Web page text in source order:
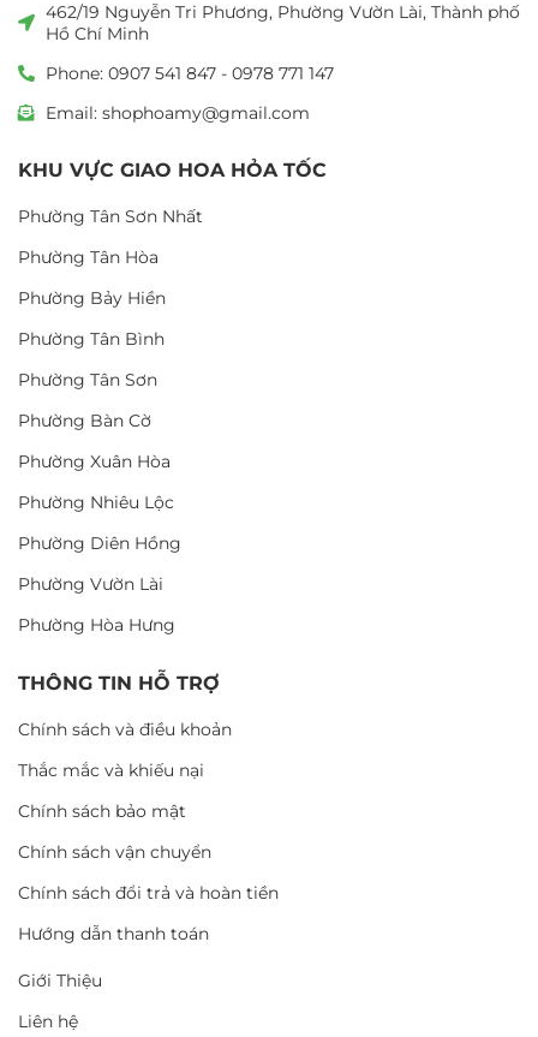
462/19 Nguyễn Tri Phương, Phường Vườn Lài, Thành phố
Hồ Chí Minh
Phone: 0907 541 847 - 0978 771 147
Email: shophoamy@gmail.com
KHU VỰC GIAO HOA HỎA TỐC
Phường Tân Sơn Nhất
Phường Tân Hòa
Phường Bảy Hiền
Phường Tân Bình
Phường Tân Sơn
Phường Bàn Cờ
Phường Xuân Hòa
Phường Nhiêu Lộc
Phường Diên Hồng
Phường Vườn Lài
Phường Hòa Hưng
THÔNG TIN HỖ TRỢ
Chính sách và điều khoản
Thắc mắc và khiếu nại
Chính sách bảo mật
Chính sách vận chuyển
Chính sách đổi trả và hoàn tiền
Hướng dẫn thanh toán
Giới Thiệu
Liên hệ